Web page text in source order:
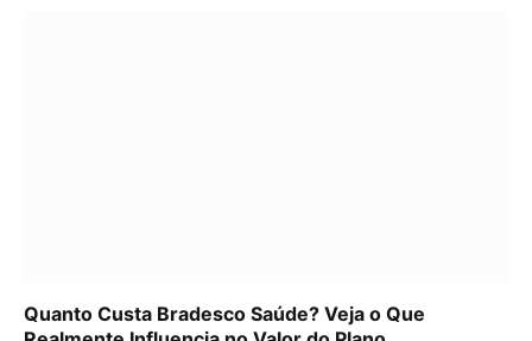
Quanto Custa Bradesco Saúde? Veja o Que